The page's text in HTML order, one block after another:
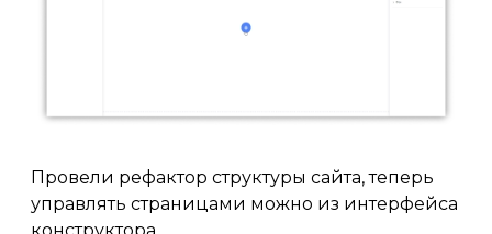
Провели рефактор структуры сайта, теперь
управлять страницами можно из интерфейса